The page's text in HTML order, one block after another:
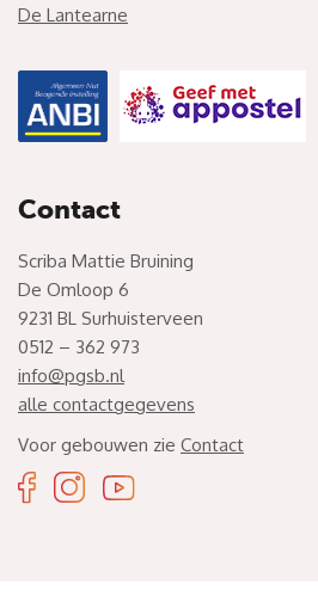
De Lantearne
Contact
Scriba Mattie Bruining
De Omloop 6
9231 BL Surhuisterveen
0512 – 362 973
info@pgsb.nl
alle contactgegevens
Voor gebouwen zie Contact